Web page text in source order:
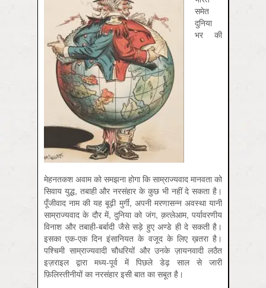
समेत
दुनिया
भर की
मेहनतकश अवाम को समझना होगा कि साम्राज्यवाद मानवता को
सिवाय युद्ध, तबाही और नरसंहार के कुछ भी नहीं दे सकता है।
पूँजीवाद नाम की यह बूढ़ी मुर्गी, अपनी मरणासन्न अवस्था यानी
साम्राज्यवाद के दौर में, दुनिया को जंग, क़त्लेआम, पर्यावरणीय
विनाश और तबाही-बर्बादी जैसे सड़े हुए अण्डे ही दे सकती है।
इसका एक-एक दिन इंसानियत के वजूद के लिए ख़तरा है।
पश्चिमी साम्राज्यवादी चौधरियों और उनके ज़ायनवादी लठैत
इज़राइल द्वारा मध्य-पूर्व में पिछले डेढ़ साल से जारी
फ़िलिस्तीनीयों का नरसंहार इसी बात का सबूत है।